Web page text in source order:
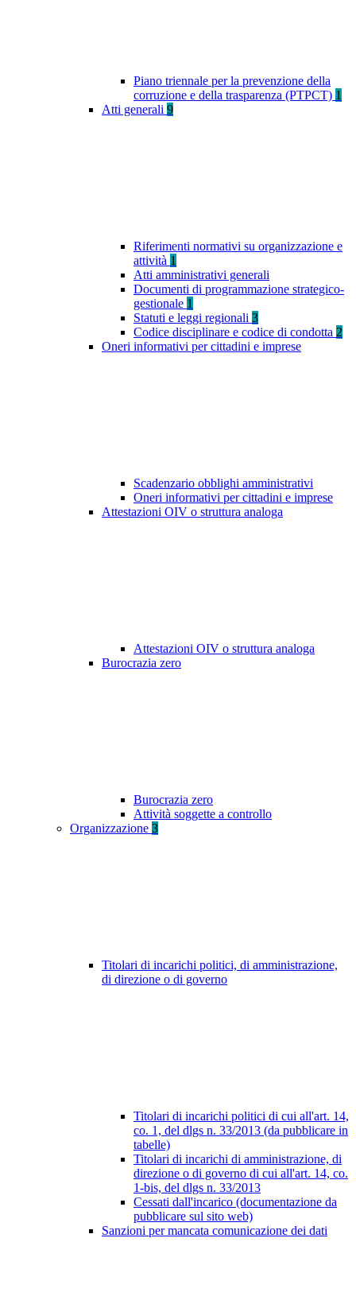
Piano triennale per la prevenzione della
corruzione e della trasparenza (PTPCT) 1
Atti generali 9
Riferimenti normativi su organizzazione e
attività 1
Atti amministrativi generali
Documenti di programmazione strategico-
gestionale 1
Statuti e leggi regionali 3
Codice disciplinare e codice di condotta 2
Oneri informativi per cittadini e imprese
Scadenzario obblighi amministrativi
Oneri informativi per cittadini e imprese
Attestazioni OIV o struttura analoga
Attestazioni OIV o struttura analoga
Burocrazia zero
Burocrazia zero
Attività soggette a controllo
Organizzazione 3
Titolari di incarichi politici, di amministrazione,
di direzione o di governo
Titolari di incarichi politici di cui all'art. 14,
co. 1, del dlgs n. 33/2013 (da pubblicare in
tabelle)
Titolari di incarichi di amministrazione, di
direzione o di governo di cui all'art. 14, co.
1-bis, del dlgs n. 33/2013
Cessati dall'incarico (documentazione da
pubblicare sul sito web)
Sanzioni per mancata comunicazione dei dati